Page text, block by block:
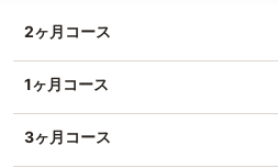
2ヶ月コース
1ヶ月コース
3ヶ月コース